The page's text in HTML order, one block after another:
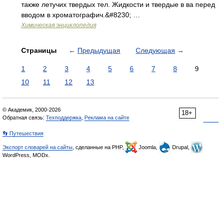
также летучих твердых тел. Жидкости и твердые в ва перед
вводом в хроматографич.&#8230; …
Химическая энциклопедия
Страницы ← Предыдущая Следующая →
1 2 3 4 5 6 7 8
9
10
11 12 13
18+
© Академик, 2000-2026
Обратная связь: Техподдержка Реклама на сайте
👣 Путешествия
Экспорт словарей на сайты , сделанные на PHP, Joomla,
Drupal,
WordPress, MODx.